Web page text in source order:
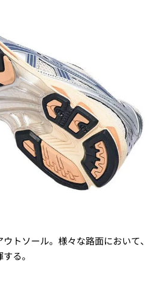
トソール。様々な路面において、
る。